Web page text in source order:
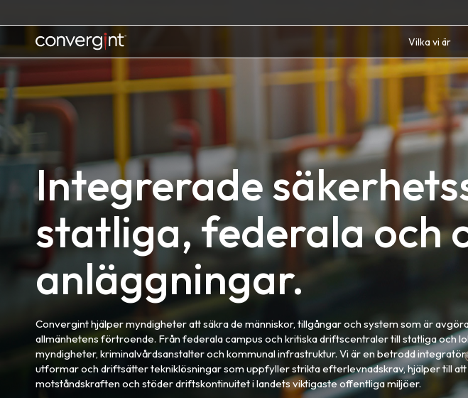
to
Home Vilka vi är
Integrerade
statliga, federala och
anläggningar.
Convergint hjälper myndigheter att säkra de människor, tillgångar och system som är
allmänhetens förtroende. Från federala campus och kritiska driftscentraler till statliga och
myndigheter, kriminalvårdsanstalter och kommunal infrastruktur. Vi är en betrodd integratör
utformar och driftsätter tekniklösningar som uppfyller strikta efterlevnadskrav, hjälper till
motståndskraften och stöder driftskontinuitet i landets viktigaste offentliga miljöer.